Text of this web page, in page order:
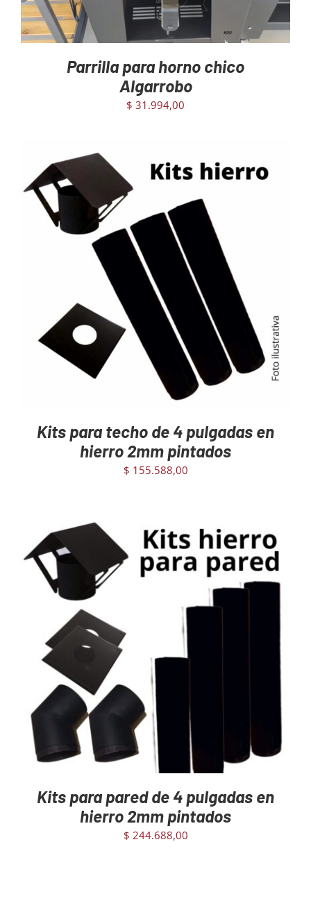
Parrilla para horno chico
Algarrobo
$ 31.994,00
AGREGAR AL CARRITO DETAILS
Kits para techo de 4 pulgadas en
hierro 2mm pintados
$ 155.588,00
AGREGAR AL CARRITO
Kits para pared de 4 pulgadas en
hierro 2mm pintados
$ 244.688,00